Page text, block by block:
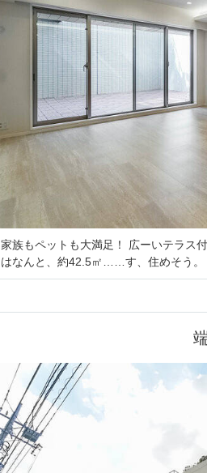
家族もペットも大満足！ 広ーいテラス
はなんと、約42.5㎡……す、住めそう。